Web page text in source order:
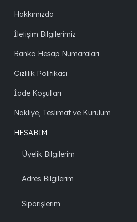
Hakkımızda
İletişim Bilgilerimiz
Banka Hesap Numaraları
Gizlilik Politikası
İade Koşulları
Nakliye, Teslimat ve Kurulum
HESABIM
Üyelik Bilgilerim
Adres Bilgilerim
Siparişlerim